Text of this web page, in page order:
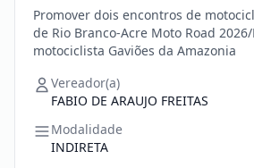
Promover dois encontros de
de Rio Branco-Acre Moto Road
motociclista Gaviões da Amazonia
Vereador(a)
FABIO DE ARAUJO FREITAS
Modalidade
INDIRETA